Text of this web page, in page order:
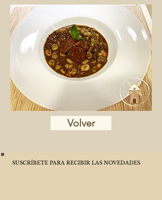
Volver
SUSCRÍBETE PARA RECIBIR LAS NOVEDADES